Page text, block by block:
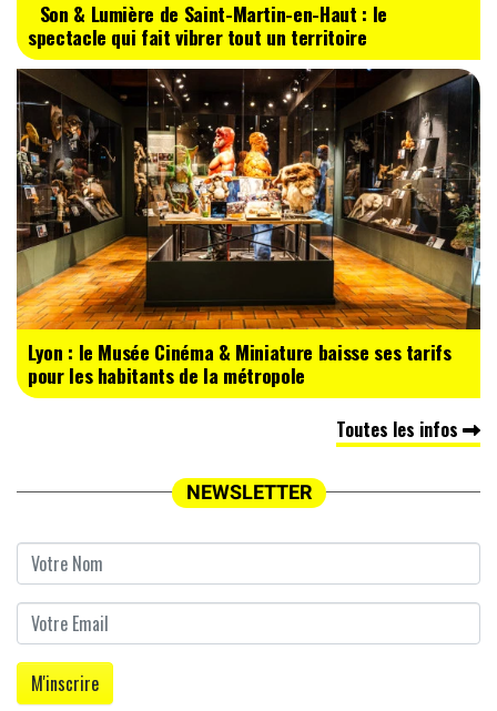
Son & Lumière de Saint-Martin-en-Haut : le
spectacle qui fait vibrer tout un territoire
Lyon : le Musée Cinéma & Miniature baisse ses tarifs
pour les habitants de la métropole
Toutes les infos
NEWSLETTER